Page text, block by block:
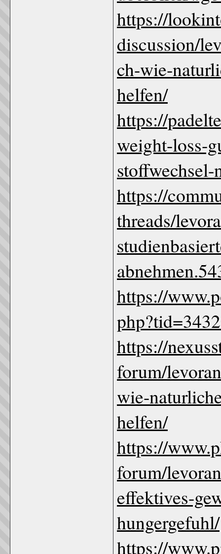
https://
discussion/
ch-wie-
helfen/
https://
weight-loss-
https://
threads/
https://
https://
forum/
wie-
helfen/
https://
forum/
effektives-
hungergefuhl/
https://